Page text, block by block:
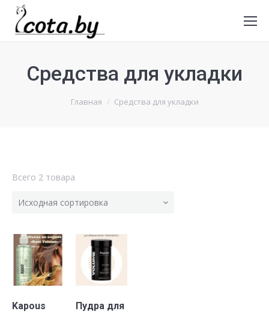
Средства для укладки
Главная Средства для укладки
Всего 2 товара
Исходная сортировка
Kapous
Пудра для